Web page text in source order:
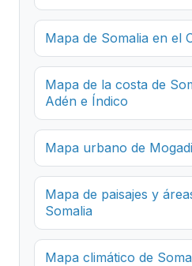
Mapa de Somalia en el
Mapa de la costa de
Adén e Índico
Mapa urbano de
Mapa de paisajes y
Somalia
Mapa climático de